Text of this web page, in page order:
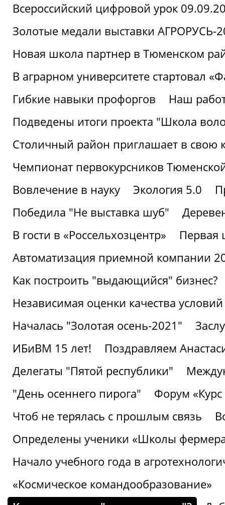
Всероссийский цифровой урок
Золотые медали выставки АГРОРУСЬ-
Новая школа партнер в Тюменском
В аграрном университете стартовал
Гибкие навыки профоргов
Наш
Подведены итоги проекта "Школа
Столичный район приглашает в свою
Чемпионат первокурсников
Вовлечение в науку
Экология 5.0
Победила "Не выставка шуб"
В гости в «Россельхозцентр»
Первая
Автоматизация приемной компании
Как построить "выдающийся" бизнес?
Независимая оценки качества
Началась "Золотая осень-2021"
ИБиВМ 15 лет!
Поздравляем
Делегаты "Пятой республики"
"День осеннего пирога"
Форум «Курс
Чтоб не терялась с прошлым связь
Определены ученики «Школы
Начало учебного года в
«Космическое командообразование»